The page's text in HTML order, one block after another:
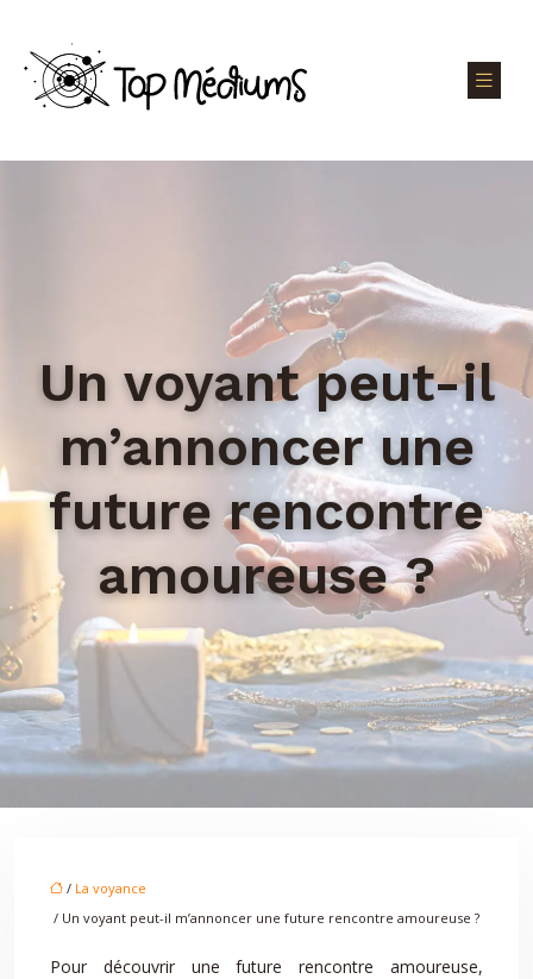
Un voyant peut-il
m’annoncer une
future rencontre
amoureuse ?
/ La voyance
/ Un voyant peut-il m’annoncer une future rencontre amoureuse ?
Pour découvrir une future rencontre amoureuse,